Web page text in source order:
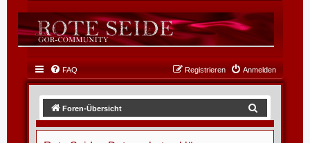
FAQ Anmelden
Registrieren
Foren-Übersicht